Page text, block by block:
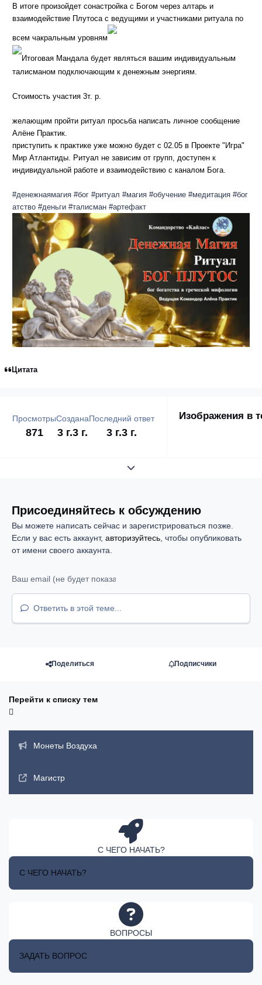
В итоге произойдет сонастройка с Богом через алтарь и
взаимодействие Плутоса с ведущими и участниками ритуала по
всем чакральным уровням
Итоговая Мандала будет являться вашим индивидуальным
талисманом подключающим к денежным энергиям.
Стоимость участия 3т. р.
желающим пройти ритуал просьба написать личное сообщение
Алёне Практик.
приступить к практике уже можно будет с 02.05 в Проекте "Игра"
Мир Атлантиды. Ритуал не зависим от групп, доступен к
индивидуальной работе и взаимодействию с каналом Бога.
#денежнаямагия #бог #ритуал #магия #обучение #медитация #бог
атство #деньги #талисман #артефакт
Цитата
Просмотры
871
Создана
3 г.3 г.
Последний ответ
3 г.3 г.
Изображения в
Развернуть обзор темы
Присоединяйтесь к обсуждению
Вы можете написать сейчас и зарегистрироваться позже.
Если у вас есть аккаунт, авторизуйтесь, чтобы опубликовать
от имени своего аккаунта.
Ответить в этой теме...
Поделиться Подписчики
Перейти к списку тем
Монеты Воздуха
Магистр
С ЧЕГО НАЧАТЬ?
С ЧЕГО НАЧАТЬ?
ВОПРОСЫ
ЗАДАТЬ ВОПРОС